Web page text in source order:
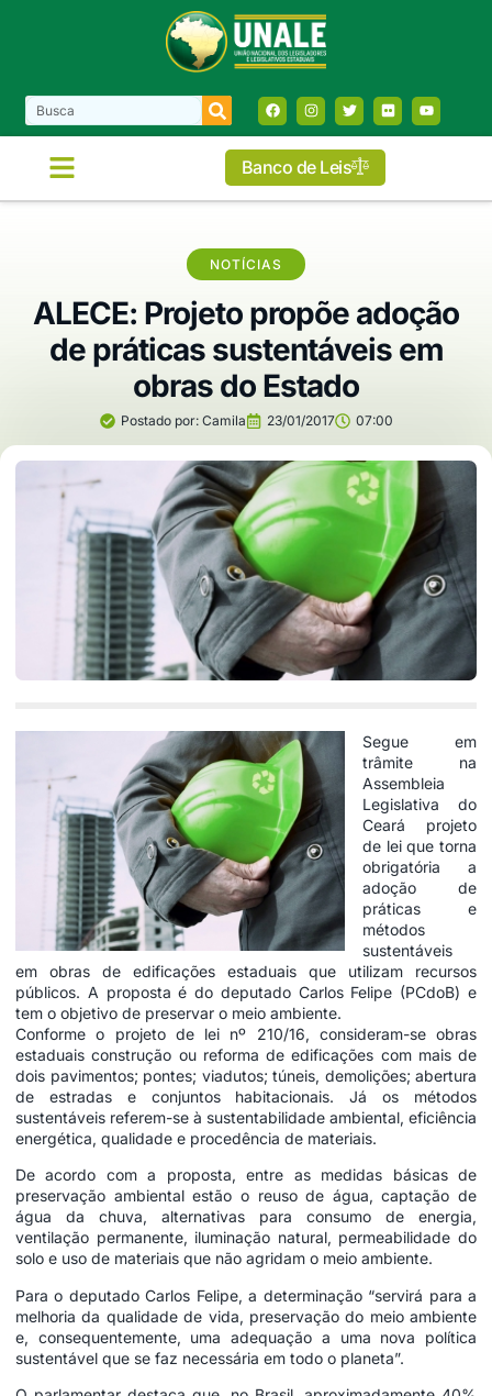
Banco de Leis
NOTÍCIAS
ALECE: Projeto propõe adoção
de práticas sustentáveis em
obras do Estado
Postado por:Camila 23/01/2017 07:00
Segue em
trâmite na
Assembleia
Legislativa do
Ceará projeto
de lei que torna
obrigatória a
adoção de
práticas e
métodos
sustentáveis
em obras de edificações estaduais que utilizam recursos
públicos. A proposta é do deputado Carlos Felipe (PCdoB) e
tem o objetivo de preservar o meio ambiente.
Conforme o projeto de lei nº 210/16, consideram-se obras
estaduais construção ou reforma de edificações com mais de
dois pavimentos; pontes; viadutos; túneis, demolições; abertura
de estradas e conjuntos habitacionais. Já os métodos
sustentáveis referem-se à sustentabilidade ambiental, eficiência
energética, qualidade e procedência de materiais.
De acordo com a proposta, entre as medidas básicas de
preservação ambiental estão o reuso de água, captação de
água da chuva, alternativas para consumo de energia,
ventilação permanente, iluminação natural, permeabilidade do
solo e uso de materiais que não agridam o meio ambiente.
Para o deputado Carlos Felipe, a determinação “servirá para a
melhoria da qualidade de vida, preservação do meio ambiente
e, consequentemente, uma adequação a uma nova política
sustentável que se faz necessária em todo o planeta”.